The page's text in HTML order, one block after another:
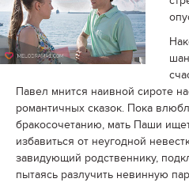
Павел мнится наивной сироте
романтичных сказок. Пока
бракосочетанию, мать Паши
избавиться от неугодной
завидующий родственнику,
пытаясь разлучить невинную